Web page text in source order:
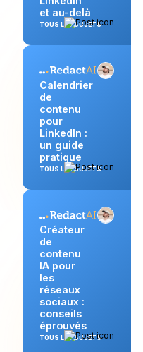
et au-delà
TOUS LES SUJETS
Calendrier
de
contenu
pour
LinkedIn :
un guide
pratique
TOUS LES SUJETS
Créateur
de
contenu
IA pour
les
réseaux
sociaux :
conseils
éprouvés
TOUS LES SUJETS